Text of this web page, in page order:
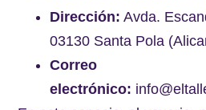
Dirección: Avda.
03130 Santa Pola
Correo
electrónico: